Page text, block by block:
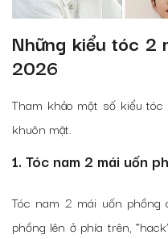
Những kiểu tóc 2
2026
Tham khảo một số kiểu
khuôn mặt.
1. Tóc nam 2 mái uốn
Tóc nam 2 mái uốn
phồng lên ở phía trên,